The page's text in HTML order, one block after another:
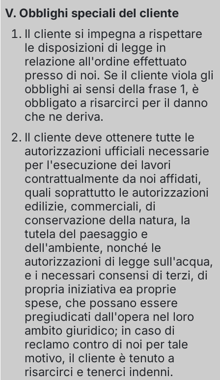
V. Obblighi speciali del cliente
Il cliente si impegna a rispettare
le disposizioni di legge in
relazione all'ordine effettuato
presso di noi. Se il cliente viola gli
obblighi ai sensi della frase 1, è
obbligato a risarcirci per il danno
che ne deriva.
Il cliente deve ottenere tutte le
autorizzazioni ufficiali necessarie
per l'esecuzione dei lavori
contrattualmente da noi affidati,
quali soprattutto le autorizzazioni
edilizie, commerciali, di
conservazione della natura, la
tutela del paesaggio e
dell'ambiente, nonché le
autorizzazioni di legge sull'acqua,
e i necessari consensi di terzi, di
propria iniziativa ea proprie
spese, che possano essere
pregiudicati dall'opera nel loro
ambito giuridico; in caso di
reclamo contro di noi per tale
motivo, il cliente è tenuto a
risarcirci e tenerci indenni.